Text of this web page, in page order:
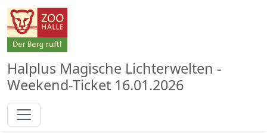
Halplus Magische Lichterwelten -
Weekend-Ticket 16.01.2026